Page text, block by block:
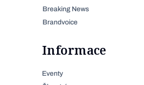
Breaking News
Brandvoice
Informace
Eventy